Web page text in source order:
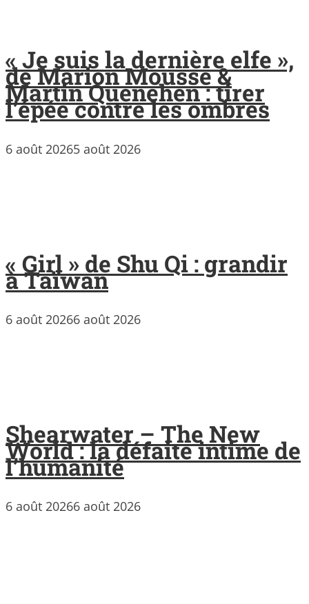
« Je suis la dernière elfe »,
de Marion Mousse &
Martin Quenehen : tirer
l’épée contre les ombres
6 août 20265 août 2026
« Girl » de Shu Qi : grandir
à Taïwan
6 août 20266 août 2026
Shearwater – The New
World : la défaite intime de
l’humanité
6 août 20266 août 2026